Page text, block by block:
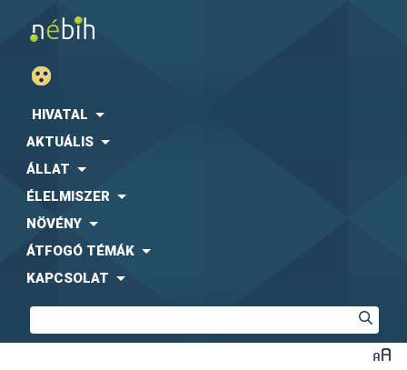
HIVATAL
AKTUÁLIS
ÁLLAT
ÉLELMISZER
NÖVÉNY
ÁTFOGÓ TÉMÁK
KAPCSOLAT